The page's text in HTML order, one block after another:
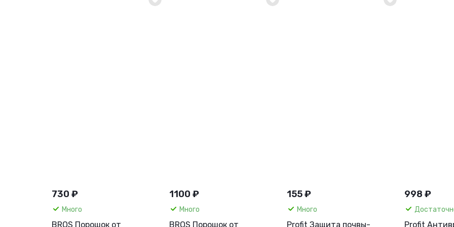
730 ₽
Много
BROS Порошок от
1100 ₽
Много
BROS Порошок от
155 ₽
Много
Profit Защита почвы-
998 ₽
Profit